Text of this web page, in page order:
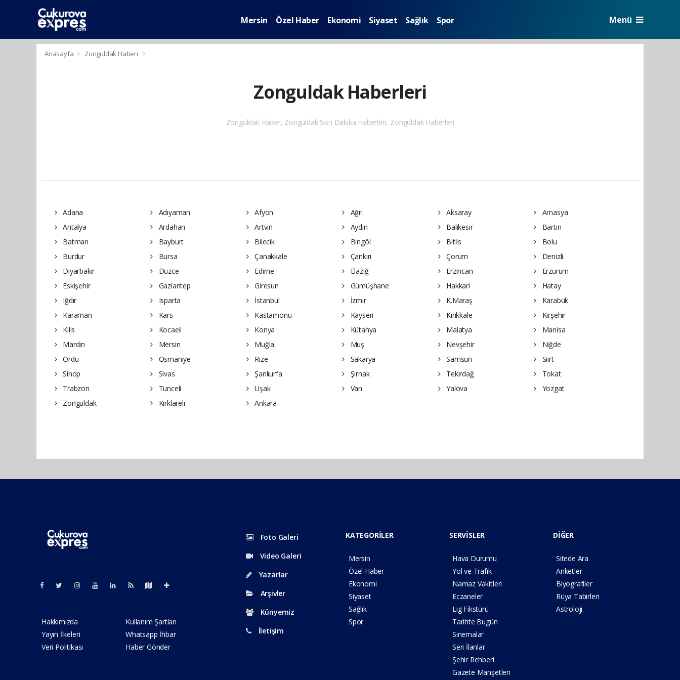
Mersin Özel Haber Ekonomi Siyaset Sağlık Spor Menü
Anasayfa Zonguldak Haberi
Zonguldak Haberleri
Zonguldak Haber, Zonguldak Son Dakika Haberleri, Zonguldak Haberleri
Adana Adıyaman Afyon Ağrı Aksaray
Amasya
Antalya
Ardahan Artvin Aydın Balıkesir
Bartın
Batman
Bayburt Bilecik Bingöl Bitlis
Bolu
Burdur
Bursa Çanakkale Çankırı Çorum
Denizli
Diyarbakır
Düzce Edirne Elazığ Erzincan
Erzurum
Eskişehir
Gaziantep Giresun Gümüşhane Hakkari
Hatay
Iğdır
Isparta İstanbul İzmir K.Maraş
Karabük
Karaman
Kars Kastamonu Kayseri Kırıkkale
Kırşehir
Kilis
Kocaeli Konya Kütahya Malatya
Manisa
Mardin
Mersin Muğla Muş Nevşehir
Niğde
Ordu
Osmaniye Rize Sakarya Samsun
Siirt
Sinop
Sivas Şanlıurfa Şırnak Tekirdağ
Tokat
Trabzon
Tunceli Uşak Van Yalova
Yozgat
Zonguldak
Kırklareli Ankara
Hakkımızda
Yayın İlkeleri
Veri Politikası
Kullanım Şartları
Whatsapp İhbar
Haber Gönder
Foto Galeri
Video Galeri
Yazarlar
Arşivler
Künyemiz
İletişim
KATEGORİLER
Mersin
Özel Haber
Ekonomi
Siyaset
Sağlık
Spor
SERVİSLER
Hava Durumu
Yol ve Trafik
Namaz Vakitleri
Eczaneler
Lig Fikstürü
Tarihte Bugün
Sinemalar
Seri İlanlar
Şehir Rehberi
Gazete Manşetleri
DİĞER
Sitede Ara
Anketler
Biyografiler
Rüya Tabirleri
Astroloji